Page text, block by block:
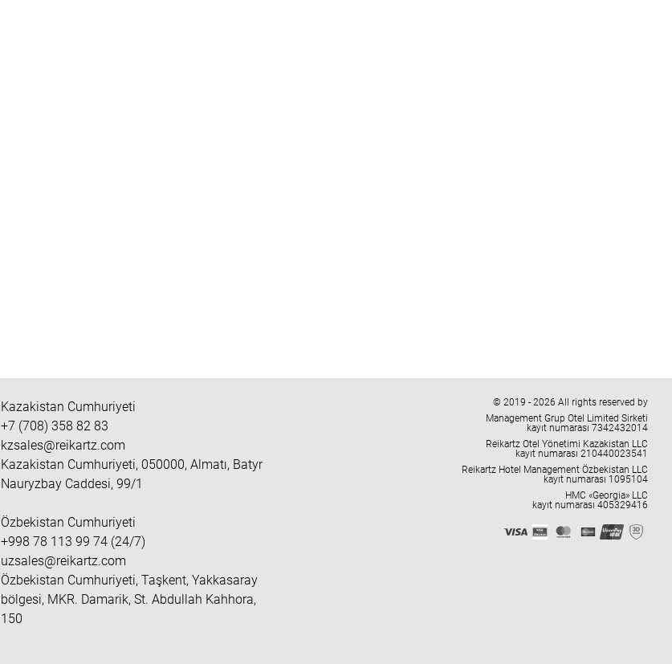
Kazakistan Cumhuriyeti
+7 (708) 358 82 83
kzsales@reikartz.com
Kazakistan Cumhuriyeti, 050000, Almatı, Batyr
Nauryzbay Caddesi, 99/1
Özbekistan Cumhuriyeti
+998 78 113 99 74 (24/7)
uzsales@reikartz.com
Özbekistan Cumhuriyeti, Taşkent, Yakkasaray
bölgesi, MKR. Damarik, St. Abdullah Kahhora,
150
© 2019 - 2026 All rights reserved by
Management Grup Otel Limited Sirketi
kayıt numarası 7342432014
Reikartz Otel Yönetimi Kazakistan LLC
kayıt numarası 210440023541
Reikartz Hotel Management Özbekistan LLC
kayıt numarası 1095104
HMC «Georgia» LLC
kayıt numarası 405329416